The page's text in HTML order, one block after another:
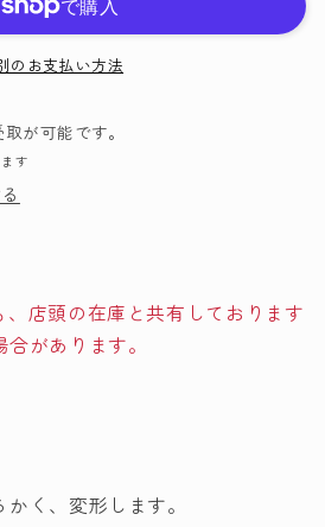
のお支払い方法
が可能です。
す
店頭の在庫と共有しております
があります。
く、変形します。